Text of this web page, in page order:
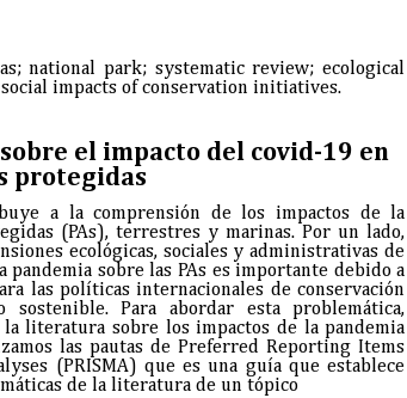
national park; systematic review; ecological
impacts of conservation initiatives.
el impacto del covid-19 en
protegidas
a la comprensión de los impactos de la
(PAs), terrestres y marinas. Por un lado,
ecológicas, sociales y administrativas de
pandemia sobre las PAs es importante debido a
las políticas internacionales de conservación
Para abordar esta problemática,
literatura sobre los impactos de la pandemia
las pautas de Preferred Reporting Items
(PRISMA) que es una guía que establece
de la literatura de un tópico